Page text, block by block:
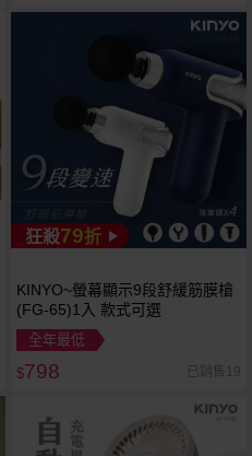
狂殺79折
KINYO~螢幕顯示9段舒緩筋膜槍
(FG-65)1入 款式可選
全年最低
$798 已銷售19